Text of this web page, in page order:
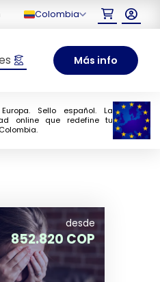
Colombia
Más info
Sello español. La
online que redefine tu
desde
852.820 COP